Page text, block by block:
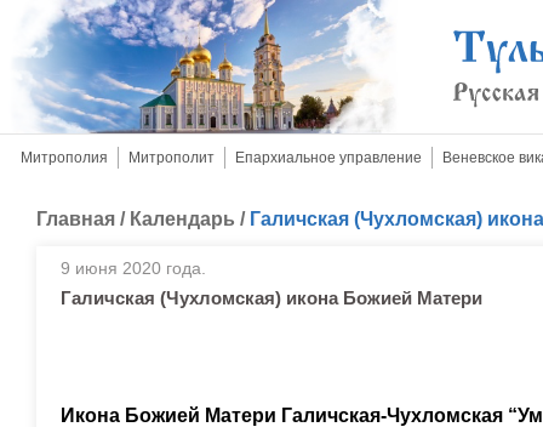
Митрополия Митрополит Епархиальное управление Веневское
Главная / Календарь / Галичская (Чухломская)
9 июня 2020 года.
Галичская (Чухломская) икона Божией Матери
Икона Божией Матери Галичская-Чухломская